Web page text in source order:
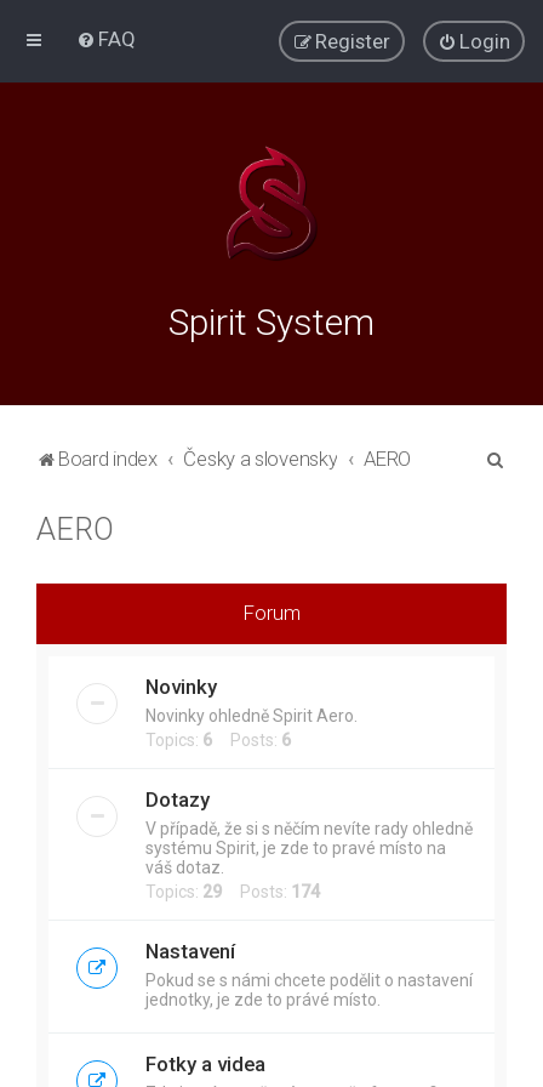
FAQ Login
Register
Spirit System
Board index Česky a slovensky AERO
AERO
Forum
Novinky
Novinky ohledně Spirit Aero.
Topics: 6 Posts: 6
Dotazy
V případě, že si s něčím nevíte rady ohledně
systému Spirit, je zde to pravé místo na
váš dotaz.
Topics: 29 Posts: 174
Nastavení
Pokud se s námi chcete podělit o nastavení
jednotky, je zde to právé místo.
Fotky a videa